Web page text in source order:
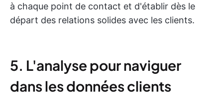
à chaque point de contact et d'établir dès le
départ des relations solides avec les clients.
5. L'analyse pour naviguer
dans les données clients